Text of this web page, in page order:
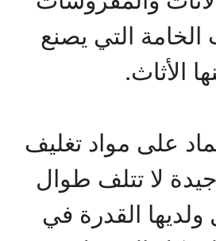
التي يصنع
الأثاث.
على مواد تغليف
لا تتلف طوال
ولديها القدرة في